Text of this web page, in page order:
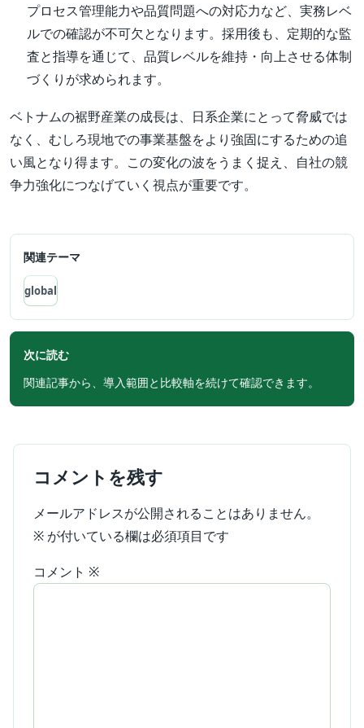
プロセス管理能力や品質問題への対応力など、実務レベ
ルでの確認が不可欠となります。採用後も、定期的な監
査と指導を通じて、品質レベルを維持・向上させる体制
づくりが求められます。
ベトナムの裾野産業の成長は、日系企業にとって脅威では
なく、むしろ現地での事業基盤をより強固にするための追
い風となり得ます。この変化の波をうまく捉え、自社の競
争力強化につなげていく視点が重要です。
関連テーマ
global
次に読む
関連記事から、導入範囲と比較軸を続けて確認できます。
コメントを残す
メールアドレスが公開されることはありません。
※ が付いている欄は必須項目です
コメント ※